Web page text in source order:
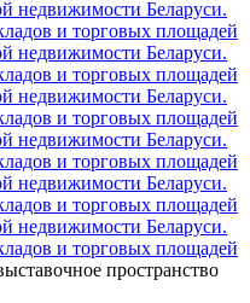
недвижимости Беларуси.
и торговых площадей
недвижимости Беларуси.
и торговых площадей
недвижимости Беларуси.
и торговых площадей
недвижимости Беларуси.
и торговых площадей
недвижимости Беларуси.
и торговых площадей
недвижимости Беларуси.
и торговых площадей
пространство